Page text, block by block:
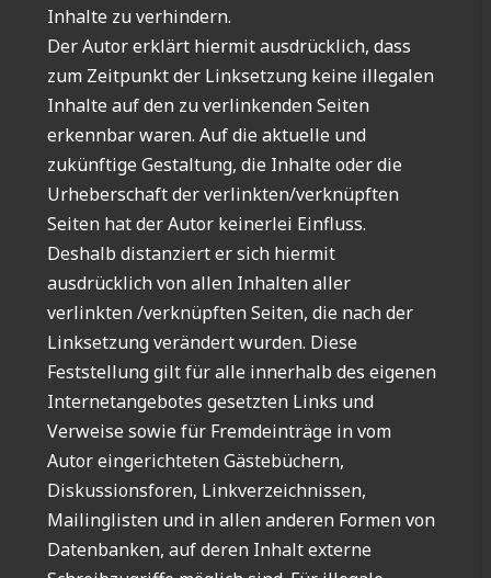
Inhalte zu verhindern.
Der Autor erklärt hiermit ausdrücklich, dass
zum Zeitpunkt der Linksetzung keine illegalen
Inhalte auf den zu verlinkenden Seiten
erkennbar waren. Auf die aktuelle und
zukünftige Gestaltung, die Inhalte oder die
Urheberschaft der verlinkten/verknüpften
Seiten hat der Autor keinerlei Einfluss.
Deshalb distanziert er sich hiermit
ausdrücklich von allen Inhalten aller
verlinkten /verknüpften Seiten, die nach der
Linksetzung verändert wurden. Diese
Feststellung gilt für alle innerhalb des eigenen
Internetangebotes gesetzten Links und
Verweise sowie für Fremdeinträge in vom
Autor eingerichteten Gästebüchern,
Diskussionsforen, Linkverzeichnissen,
Mailinglisten und in allen anderen Formen von
Datenbanken, auf deren Inhalt externe